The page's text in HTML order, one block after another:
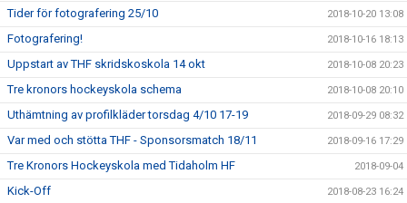
Tider för fotografering 25/10 2018-10-20 13:08
Fotografering! 2018-10-16 18:13
Uppstart av THF skridskoskola 14 okt 2018-10-08 20:23
Tre kronors hockeyskola schema 2018-10-08 20:10
Uthämtning av profilkläder torsdag 4/10 17-19 2018-09-29 08:32
Var med och stötta THF - Sponsorsmatch 18/11 2018-09-16 17:29
Tre Kronors Hockeyskola med Tidaholm HF 2018-09-04
Kick-Off 2018-08-23 16:24